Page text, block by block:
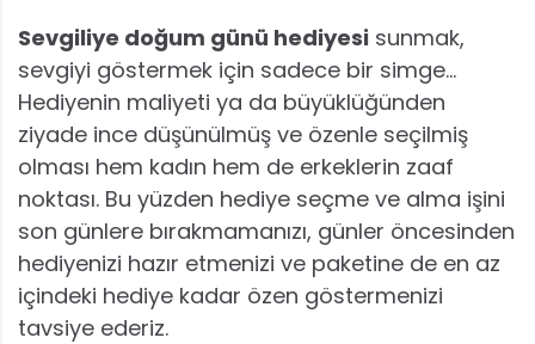
Sevgiliye doğum günü hediyesi sunmak,
sevgiyi göstermek için sadece bir simge…
Hediyenin maliyeti ya da büyüklüğünden
ziyade ince düşünülmüş ve özenle seçilmiş
olması hem kadın hem de erkeklerin zaaf
noktası. Bu yüzden hediye seçme ve alma işini
son günlere bırakmamanızı, günler öncesinden
hediyenizi hazır etmenizi ve paketine de en az
içindeki hediye kadar özen göstermenizi
tavsiye ederiz.